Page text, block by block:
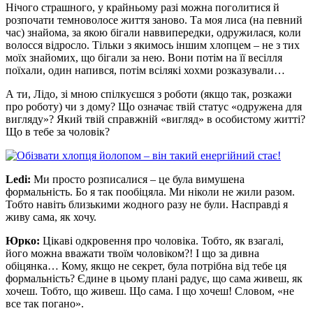
Нічого страшного, у крайньому разі можна поголитися й
розпочати темноволосе життя заново. Та моя лиса (на певний
час) знайома, за якою бігали наввипередки, одружилася, коли
волосся відросло. Тільки з якимось іншим хлопцем – не з тих
моїх знайомих, що бігали за нею. Вони потім на її весілля
поїхали, один напився, потім всілякі хохми розказували…
А ти, Лідо, зі мною спілкуєшся з роботи (якщо так, розкажи
про роботу) чи з дому? Що означає твій статус «одружена для
вигляду»? Який твій справжній «вигляд» в особистому житті?
Що в тебе за чоловік?
Ledi: Ми просто розписалися – це була вимушена
формальність. Бо я так пообіцяла. Ми ніколи не жили разом.
Тобто навіть близькими жодного разу не були. Насправді я
живу сама, як хочу.
Юрко: Цікаві одкровення про чоловіка. Тобто, як взагалі,
його можна вважати твоїм чоловіком?! І що за дивна
обіцянка… Кому, якщо не секрет, була потрібна від тебе ця
формальність? Єдине в цьому плані радує, що сама живеш, як
хочеш. Тобто, що живеш. Що сама. І що хочеш! Словом, «не
все так погано».